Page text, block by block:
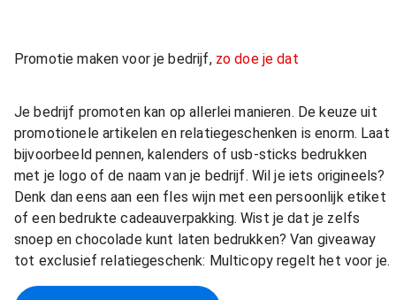
Promotie maken voor je bedrijf, zo doe je dat
Je bedrijf promoten kan op allerlei manieren. De keuze uit
promotionele artikelen en relatiegeschenken is enorm. Laat
bijvoorbeeld pennen, kalenders of usb-sticks bedrukken
met je logo of de naam van je bedrijf. Wil je iets origineels?
Denk dan eens aan een fles wijn met een persoonlijk etiket
of een bedrukte cadeauverpakking. Wist je dat je zelfs
snoep en chocolade kunt laten bedrukken? Van giveaway
tot exclusief relatiegeschenk: Multicopy regelt het voor je.